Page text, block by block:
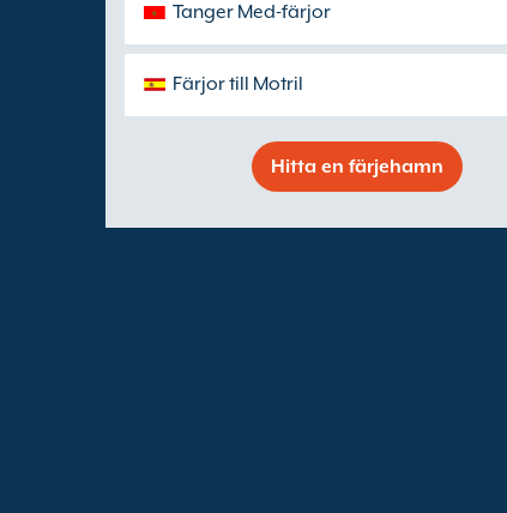
Tanger Med-färjor
Färjor till Motril
Hitta en färjehamn